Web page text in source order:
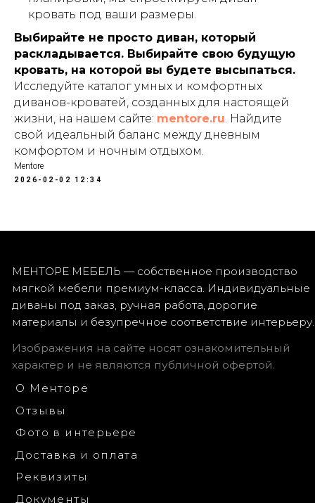
кровать под ваши размеры.
Выбирайте не просто диван, который
раскладывается. Выбирайте свою будущую
кровать, на которой вы будете высыпаться.
Исследуйте каталог умных и комфортных
диванов-кроватей, созданных для настоящей
жизни, на нашем сайте: mentore.ru. Найдите
свой идеальный баланс между дневным
комфортом и ночным отдыхом.
Mentore
2026-02-02 12:34